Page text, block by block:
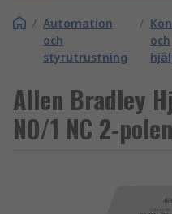
/ Automation
och
styrutrustning
/
och
Allen Bradley
NO/1 NC 2-